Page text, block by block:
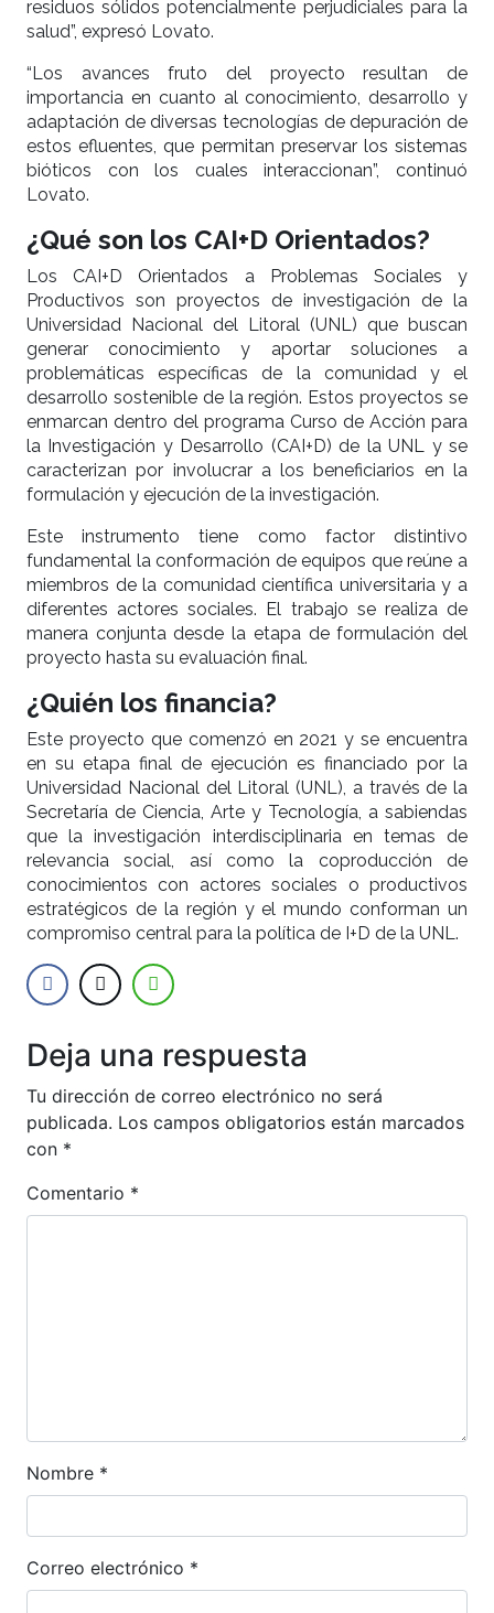
residuos sólidos potencialmente perjudiciales para la
salud”, expresó Lovato.
“Los avances fruto del proyecto resultan de
importancia en cuanto al conocimiento, desarrollo y
adaptación de diversas tecnologías de depuración de
estos efluentes, que permitan preservar los sistemas
bióticos con los cuales interaccionan”, continuó
Lovato.
¿Qué son los CAI+D Orientados?
Los CAI+D Orientados a Problemas Sociales y
Productivos son proyectos de investigación de la
Universidad Nacional del Litoral (UNL) que buscan
generar conocimiento y aportar soluciones a
problemáticas específicas de la comunidad y el
desarrollo sostenible de la región. Estos proyectos se
enmarcan dentro del programa Curso de Acción para
la Investigación y Desarrollo (CAI+D) de la UNL y se
caracterizan por involucrar a los beneficiarios en la
formulación y ejecución de la investigación.
Este instrumento tiene como factor distintivo
fundamental la conformación de equipos que reúne a
miembros de la comunidad científica universitaria y a
diferentes actores sociales. El trabajo se realiza de
manera conjunta desde la etapa de formulación del
proyecto hasta su evaluación final.
¿Quién los financia?
Este proyecto que comenzó en 2021 y se encuentra
en su etapa final de ejecución es financiado por la
Universidad Nacional del Litoral (UNL), a través de la
Secretaría de Ciencia, Arte y Tecnología, a sabiendas
que la investigación interdisciplinaria en temas de
relevancia social, así como la coproducción de
conocimientos con actores sociales o productivos
estratégicos de la región y el mundo conforman un
compromiso central para la política de I+D de la UNL.
Deja una respuesta
Tu dirección de correo electrónico no será
publicada. Los campos obligatorios están marcados
con *
Comentario *
Nombre *
Correo electrónico *